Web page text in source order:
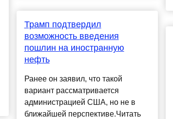
Трамп подтвердил
возможность введения
пошлин на иностранную
нефть
Ранее он заявил, что такой
вариант рассматривается
администрацией США, но не в
ближайшей перспективе.Читать